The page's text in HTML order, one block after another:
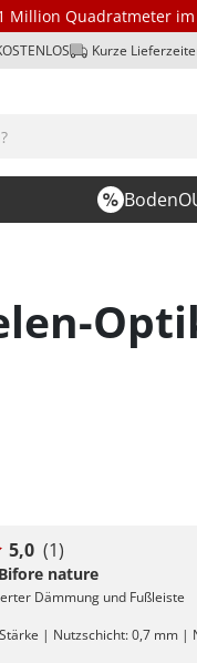
Million Quadratmeter
Kurze
5,0 (1)
nature
Dämmung und Fußleiste
| Nutzschicht: 0,7 mm |